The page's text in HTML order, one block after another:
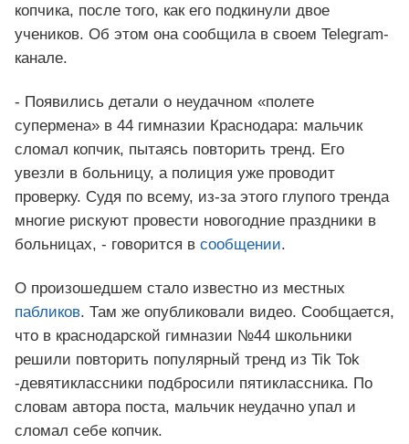
копчика, после того, как его подкинули двое
учеников. Об этом она сообщила в своем Telegram-
канале.
- Появились детали о неудачном «полете
супермена» в 44 гимназии Краснодара: мальчик
сломал копчик, пытаясь повторить тренд. Его
увезли в больницу, а полиция уже проводит
проверку. Судя по всему, из-за этого глупого тренда
многие рискуют провести новогодние праздники в
больницах, - говорится в сообщении.
О произошедшем стало известно из местных
пабликов. Там же опубликовали видео. Сообщается,
что в краснодарской гимназии №44 школьники
решили повторить популярный тренд из Tik Tok
-девятиклассники подбросили пятиклассника. По
словам автора поста, мальчик неудачно упал и
сломал себе копчик.